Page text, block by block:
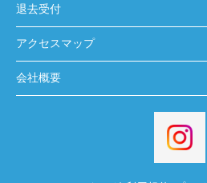
退去受付
アクセスマップ
会社概要